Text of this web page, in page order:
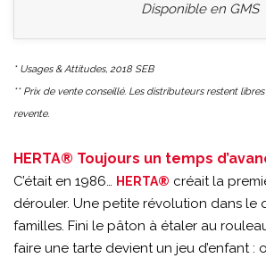
Disponible en GMS
* Usages & Attitudes, 2018 SEB
** Prix de vente conseillé. Les distributeurs restent
revente.
HERTA® Toujours un temps
C’était en 1986… HERTA® créait la
dérouler. Une petite révolution dans le
familles. Fini le pâton à étaler au
faire une tarte devient un jeu d’enfant :